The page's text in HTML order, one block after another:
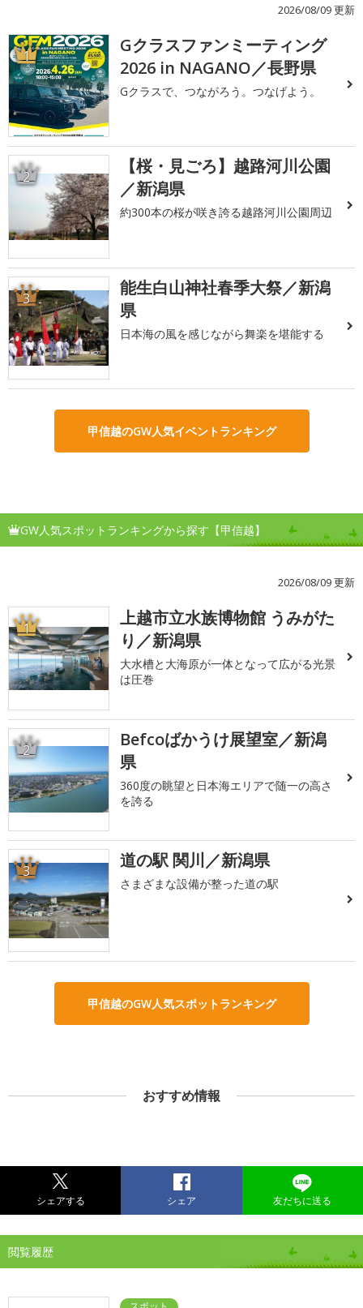
2026/08/09 更新
1
Gクラスファンミーティング
2026 in NAGANO／長野県
Gクラスで、つながろう。つなげよう。
2
【桜・見ごろ】越路河川公園
／新潟県
約300本の桜が咲き誇る越路河川公園周辺
3
能生白山神社春季大祭／新潟
県
日本海の風を感じながら舞楽を堪能する
甲信越のGW人気イベントランキング
GW人気スポットランキングから探す【甲信越】
2026/08/09 更新
1
上越市立水族博物館 うみがた
り／新潟県
大水槽と大海原が一体となって広がる光景
は圧巻
2
Befcoばかうけ展望室／新潟
県
360度の眺望と日本海エリアで随一の高さ
を誇る
3 道の駅 関川／新潟県
さまざまな設備が整った道の駅
甲信越のGW人気スポットランキング
おすすめ情報
シェアする シェア 友だちに送る
閲覧履歴